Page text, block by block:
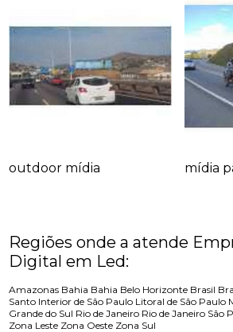
outdoor mídia mídia
Regiões onde a atende
Digital em Led:
Amazonas Bahia Bahia Belo Horizonte Brasil
Santo Interior de São Paulo Litoral de São Paulo
Grande do Sul Rio de Janeiro Rio de Janeiro São
Zona Leste Zona Oeste Zona Sul